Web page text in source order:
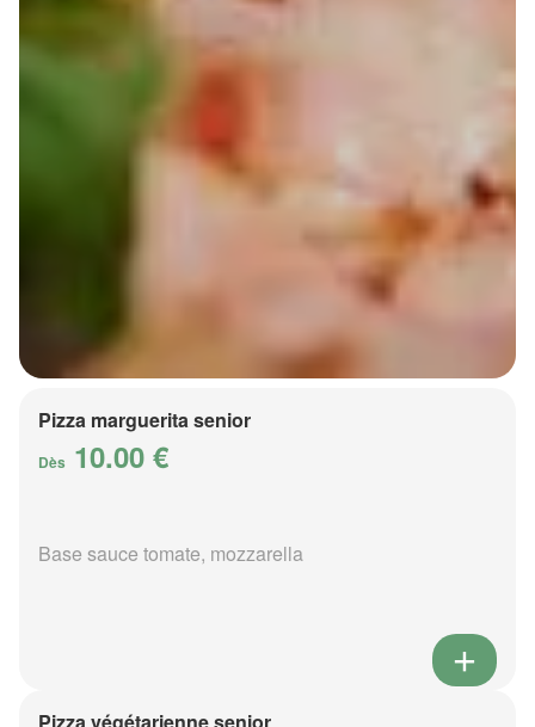
Pizza marguerita senior
Dès 10.00 €
Base sauce tomate, mozzarella